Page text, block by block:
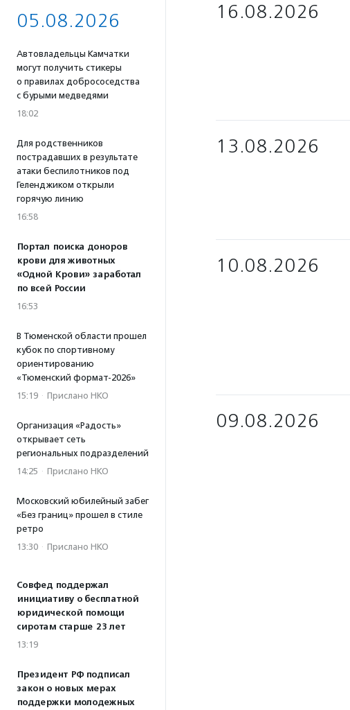
05.08.2026
Автовладельцы Камчатки
могут получить стикеры
о правилах добрососедства
с бурыми медведями
18:02
Для родственников
пострадавших в результате
атаки беспилотников под
Геленджиком открыли
горячую линию
16:58
Портал поиска доноров
крови для животных
«Одной Крови» заработал
по всей России
16:53
В Тюменской области прошел
кубок по спортивному
ориентированию
«Тюменский формат-2026»
15:19 · Прислано НКО
Организация «Радость»
открывает сеть
региональных подразделений
14:25 · Прислано НКО
Московский юбилейный забег
«Без границ» прошел в стиле
ретро
13:30 · Прислано НКО
Совфед поддержал
инициативу о бесплатной
юридической помощи
сиротам старше 23 лет
13:19
Президент РФ подписал
закон о новых мерах
поддержки молодежных
16.08.2026
13.08.2026
10.08.2026
09.08.2026